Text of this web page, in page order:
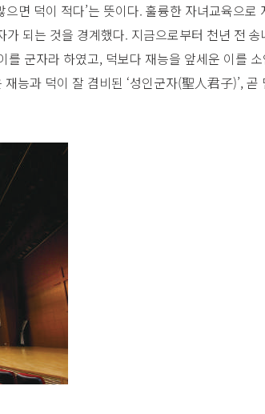
면 덕이 적다’는 뜻이다. 훌륭한 자녀교육으로
되는 것을 경계했다. 지금으로부터 천년 전
군자라 하였고, 덕보다 재능을 앞세운 이를
능과 덕이 잘 겸비된 ‘성인군자(聖人君子)’, 곧